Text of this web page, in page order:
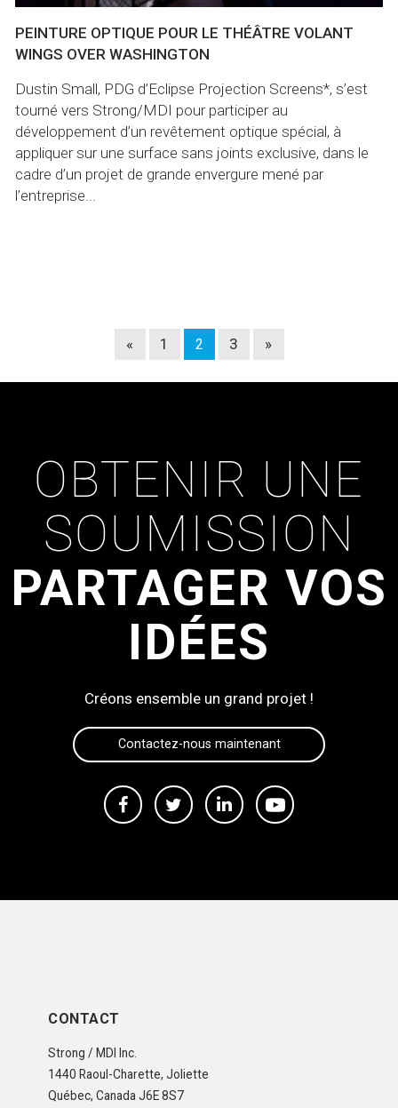
PEINTURE OPTIQUE POUR LE THÉÂTRE VOLANT
WINGS OVER WASHINGTON
Dustin Small, PDG d’Eclipse Projection Screens*, s’est
tourné vers Strong/MDI pour participer au
développement d’un revêtement optique spécial, à
appliquer sur une surface sans joints exclusive, dans le
cadre d’un projet de grande envergure mené par
l’entreprise...
« 1 2 3 »
OBTENIR UNE
SOUMISSION
PARTAGER VOS
IDÉES
Créons ensemble un grand projet !
CONTACT
Strong / MDI Inc.
1440 Raoul-Charette, Joliette
Québec, Canada J6E 8S7